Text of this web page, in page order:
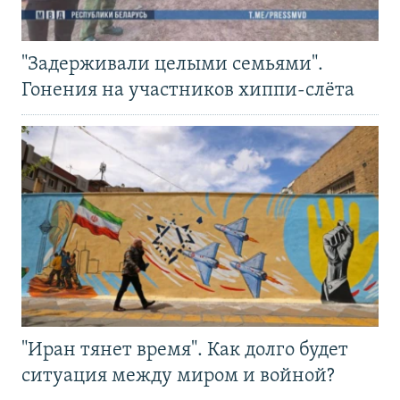
"Задерживали целыми семьями".
Гонения на участников хиппи-слёта
"Иран тянет время". Как долго будет
ситуация между миром и войной?